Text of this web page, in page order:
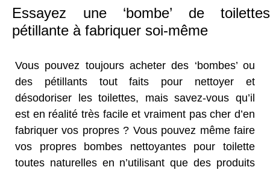
Essayez une ‘bombe’ de toilettes
pétillante à fabriquer soi-même
Vous pouvez toujours acheter des ‘bombes’ ou
des pétillants tout faits pour nettoyer et
désodoriser les toilettes, mais savez-vous qu’il
est en réalité très facile et vraiment pas cher d’en
fabriquer vos propres ? Vous pouvez même faire
vos propres bombes nettoyantes pour toilette
toutes naturelles en n’utilisant que des produits